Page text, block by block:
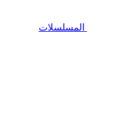
المسلسلات